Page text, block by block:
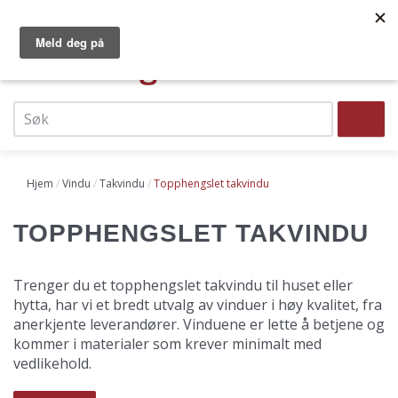
hovedinnhold
navigation
Header
Hjem Vindu Takvindu Topphengslet takvindu
TOPPHENGSLET TAKVINDU
Trenger du et topphengslet takvindu til huset eller
hytta, har vi et bredt utvalg av vinduer i høy kvalitet, fra
anerkjente leverandører. Vinduene er lette å betjene og
kommer i materialer som krever minimalt med
vedlikehold.